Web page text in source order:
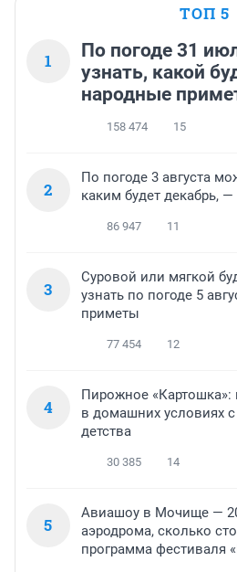
ТОП 5
1
По погоде 31
узнать, какой
народные
158 474 15
2
По погоде 3 августа
каким будет декабрь,
86 947 11
3
Суровой или мягкой
узнать по погоде 5
приметы
77 454 12
4
Пирожное «Картошка»:
в домашних условиях
детства
30 385 14
5
Авиашоу в Мочище —
аэродрома, сколько
программа фестиваля